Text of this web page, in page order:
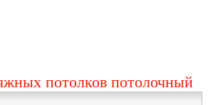
потолков потолочный